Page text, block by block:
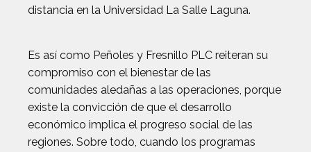
distancia en la Universidad La Salle Laguna.
Es así como Peñoles y Fresnillo PLC reiteran su
compromiso con el bienestar de las
comunidades aledañas a las operaciones, porque
existe la convicción de que el desarrollo
económico implica el progreso social de las
regiones. Sobre todo, cuando los programas